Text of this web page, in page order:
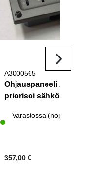
A3000565
Ohjauspaneeli Alde 3000,
priorisoi sähkö
Varastossa (nopea toimitus)
357,00€